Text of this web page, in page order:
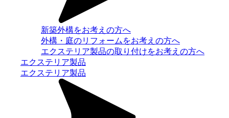
新築外構をお考えの方へ
外構・庭のリフォームをお考えの方へ
エクステリア製品の取り付けをお考えの方へ
エクステリア製品
エクステリア製品